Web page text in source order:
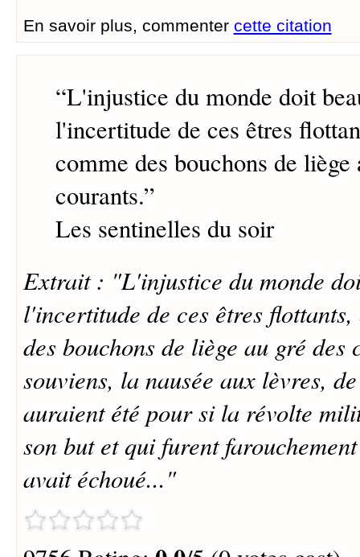
En savoir plus, commenter cette citation
“L'injustice du monde doit
l'incertitude de ces êtres
comme des bouchons de liège
courants.”
Les sentinelles du soir
Extrait : "L'injustice du monde
l'incertitude de ces êtres
des bouchons de liège au gré des
souviens, la nausée aux lèvres,
auraient été pour si la révolte
son but et qui furent
avait échoué..."